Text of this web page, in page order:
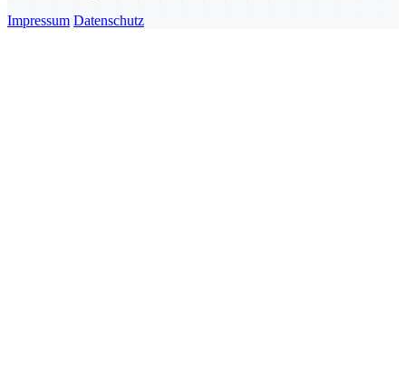
Impressum Datenschutz